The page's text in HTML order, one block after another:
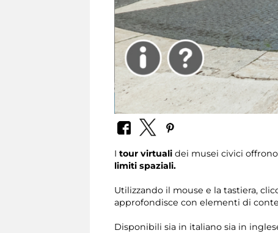
I tour virtuali dei musei civici
limiti spaziali.
Utilizzando il mouse e la tastiera,
approfondisce con elementi di
Disponibili sia in italiano sia in